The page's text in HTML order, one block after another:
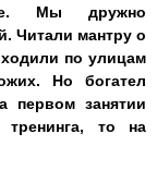
Мы дружно
Читали мантру о
ходили по улицам
Но богател
первом занятии
тренинга, то на